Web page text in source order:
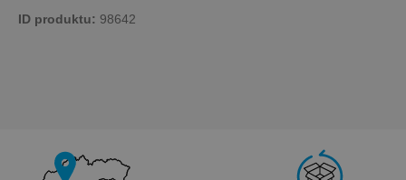
ID produktu: 98642